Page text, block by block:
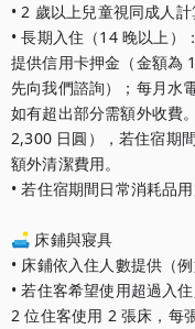
• 2 歲以上兒童視同成人
• 長期入住（14 晚以上）
提供信用卡押金（金額為
先向我們諮詢）；每月水
如有超出部分需額外收費
2,300 日圓），若住宿期
額外清潔費用。
• 若住宿期間日常消耗品
🛋️ 床鋪與寢具
• 床鋪依入住人數提供（
• 若住客希望使用超過入
2 位住客使用 2 張床，每